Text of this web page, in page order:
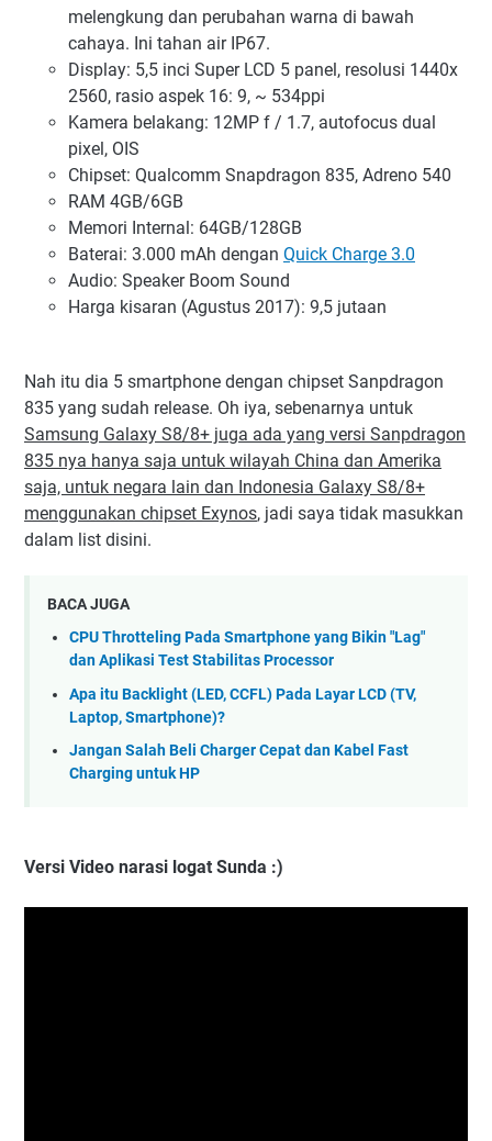
melengkung dan perubahan warna di bawah
cahaya. Ini tahan air IP67.
Display: 5,5 inci Super LCD 5 panel, resolusi 1440x
2560, rasio aspek 16: 9, ~ 534ppi
Kamera belakang: 12MP f / 1.7, autofocus dual
pixel, OIS
Chipset: Qualcomm Snapdragon 835, Adreno 540
RAM 4GB/6GB
Memori Internal: 64GB/128GB
Baterai: 3.000 mAh dengan Quick Charge 3.0
Audio: Speaker Boom Sound
Harga kisaran (Agustus 2017): 9,5 jutaan
Nah itu dia 5 smartphone dengan chipset Sanpdragon
835 yang sudah release. Oh iya, sebenarnya untuk
Samsung Galaxy S8/8+ juga ada yang versi Sanpdragon
835 nya hanya saja untuk wilayah China dan Amerika
saja, untuk negara lain dan Indonesia Galaxy S8/8+
menggunakan chipset Exynos, jadi saya tidak masukkan
dalam list disini.
BACA JUGA
CPU Throtteling Pada Smartphone yang Bikin "Lag"
dan Aplikasi Test Stabilitas Processor
Apa itu Backlight (LED, CCFL) Pada Layar LCD (TV,
Laptop, Smartphone)?
Jangan Salah Beli Charger Cepat dan Kabel Fast
Charging untuk HP
Versi Video narasi logat Sunda :)